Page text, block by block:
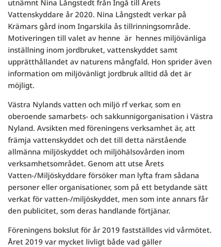
utnämnt Nina Långstedt från Ingå till Årets
Vattenskyddare år 2020. Nina Långstedt verkar på
Krämars gård inom Ingarskila ås tillrinningsområde.
Motiveringen till valet av henne är hennes miljövänliga
inställning inom jordbruket, vattenskyddet samt
upprätthållandet av naturens mångfald. Hon sprider även
information om miljövänligt jordbruk alltid då det är
möjligt.
Västra Nylands vatten och miljö rf verkar, som en
oberoende samarbets- och sakkunnigorganisation i Västra
Nyland. Avsikten med föreningens verksamhet är, att
främja vattenskyddet och det till detta närstående
allmänna miljöskyddet och miljöhälsovården inom
verksamhetsområdet. Genom att utse Årets
Vatten-/Miljöskyddare försöker man lyfta fram sådana
personer eller organisationer, som på ett betydande sätt
verkat för vatten-/miljöskyddet, men som inte annars får
den publicitet, som deras handlande förtjänar.
Föreningens bokslut för år 2019 fastställdes vid vårmötet.
Året 2019 var mycket livligt både vad gäller